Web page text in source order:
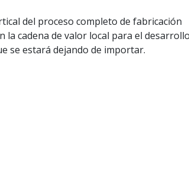
del proceso completo de fabricación
la cadena de valor local para el
se estará dejando de importar.